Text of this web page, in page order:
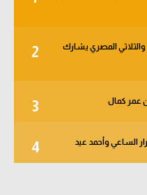
2
الجول - الأهلي يبدأ من دور الـ 32.. والثلاثي المصري يشارك
3 عمر كمال
4 الساعي وأحمد عيد